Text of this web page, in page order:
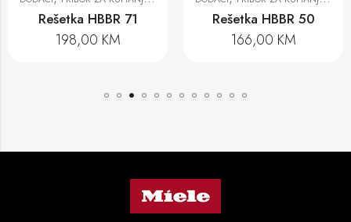
Rešetka HBBR 71
198,00 KM
Rešetka HBBR 50
166,00 KM